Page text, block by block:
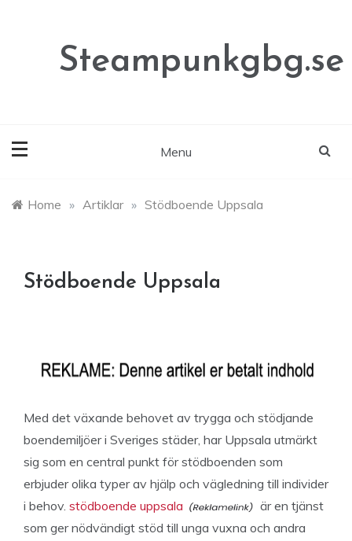
Steampunkgbg.se
Menu
Home » Artiklar » Stödboende Uppsala
Stödboende Uppsala
Med det växande behovet av trygga och stödjande
boendemiljöer i Sveriges städer, har Uppsala utmärkt
sig som en central punkt för stödboenden som
erbjuder olika typer av hjälp och vägledning till individer
i behov. stödboende uppsala
är en tjänst
som ger nödvändigt stöd till unga vuxna och andra